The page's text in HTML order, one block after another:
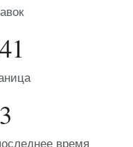
3
время